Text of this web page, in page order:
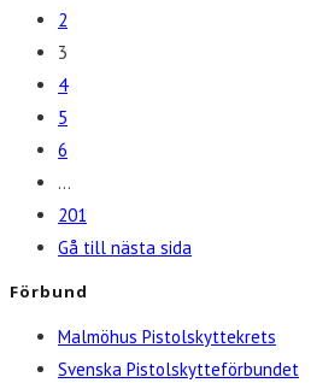
2
3
4
5
6
…
201
Gå till nästa sida
Förbund
Malmöhus Pistolskyttekrets
Svenska Pistolskytteförbundet